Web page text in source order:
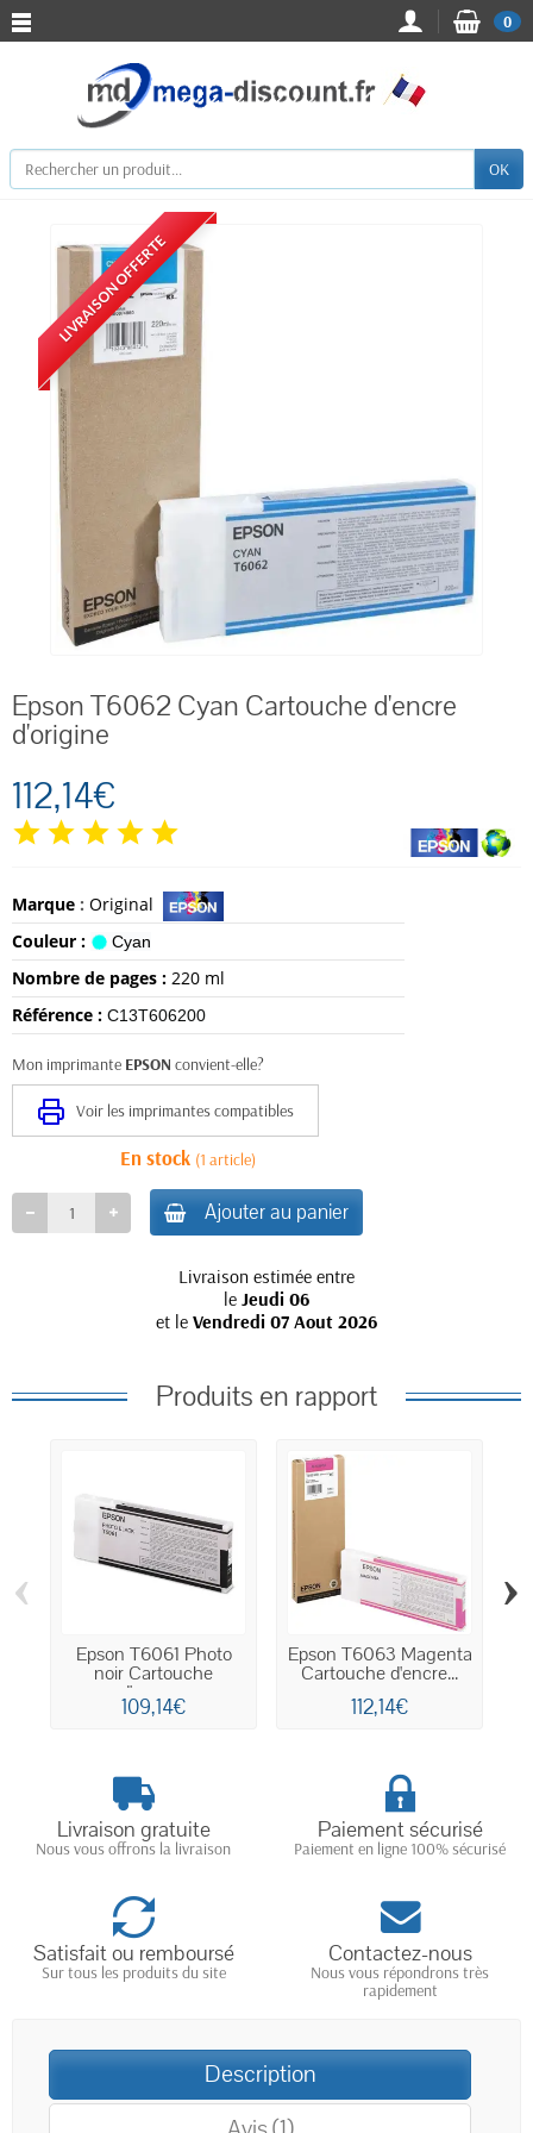
0
OK
LIVRAISON OFFERTE
Epson T6062 Cyan Cartouche d'encre
d'origine
112,14€
Marque : Original
Couleur :
Cyan
Nombre de pages : 220 ml
Référence : C13T606200
Mon imprimante EPSON convient-elle?
Voir les imprimantes compatibles
En stock (1 article)
Ajouter au panier
Livraison estimée entre
le Jeudi 06
et le Vendredi 07 Aout 2026
Produits en rapport
Epson T6061 Photo
noir Cartouche
d'encre...
109,14€
Epson T6063 Magenta
Cartouche d'encre...
112,14€
‹ ›
Livraison gratuite
Nous vous offrons la livraison
Paiement sécurisé
Paiement en ligne 100% sécurisé
Satisfait ou remboursé
Sur tous les produits du site
Contactez-nous
Nous vous répondrons très
rapidement
Description